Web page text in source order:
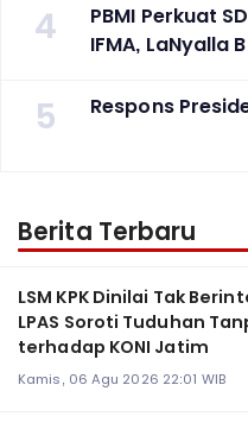
4
PBMI Perkuat
IFMA, LaNyalla
5 Respons
Berita Terbaru
LSM KPK Dinilai Tak
LPAS Soroti Tuduhan
terhadap KONI Jatim
Kamis, 06 Agu 2026 22:01 WIB